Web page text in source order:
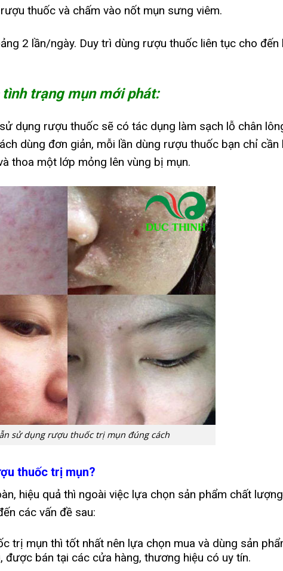
thuốc và chấm vào nốt mụn sưng viêm.
2 lần/ngày. Duy trì dùng rượu thuốc liên tục cho đến
trạng mụn mới phát:
dụng rượu thuốc sẽ có tác dụng làm sạch lỗ chân
dùng đơn giản, mỗi lần dùng rượu thuốc bạn chỉ cần
thoa một lớp mỏng lên vùng bị mụn.
sử dụng rượu thuốc trị mụn đúng cách
thuốc trị mụn?
hiệu quả thì ngoài việc lựa chọn sản phẩm chất
các vấn đề sau:
trị mụn thì tốt nhất nên lựa chọn mua và dùng sản
được bán tại các cửa hàng, thương hiệu có uy tín.